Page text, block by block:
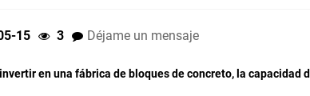
15 3 Déjame un mensaje
en una fábrica de bloques de concreto, la